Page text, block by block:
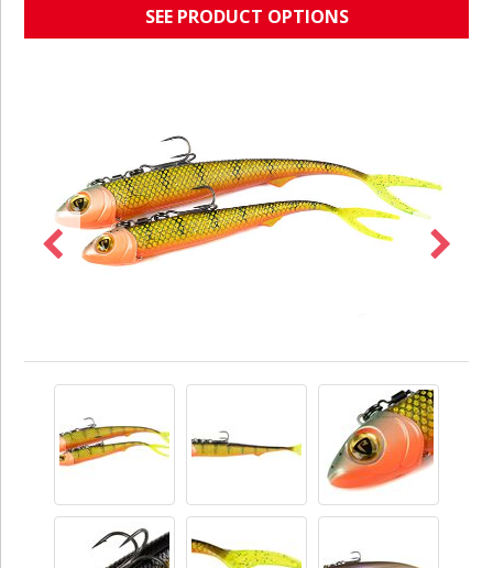
SEE PRODUCT OPTIONS